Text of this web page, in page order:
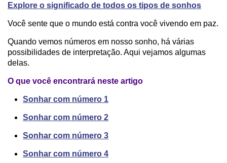
Explore o significado de todos os tipos de sonhos
Você sente que o mundo está contra você vivendo em paz.
Quando vemos números em nosso sonho, há várias
possibilidades de interpretação. Aqui vejamos algumas
delas.
O que você encontrará neste artigo
Sonhar com número 1
Sonhar com número 2
Sonhar com número 3
Sonhar com número 4